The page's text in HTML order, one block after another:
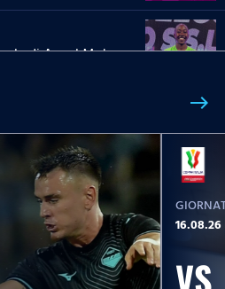
di Angel Mukasa
Zanoli a
di Carlotta Masu
east
16.08.26
VS